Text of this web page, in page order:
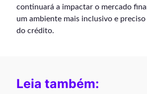
continuará a impactar o mercado
um ambiente mais inclusivo e
do crédito.
Leia também: